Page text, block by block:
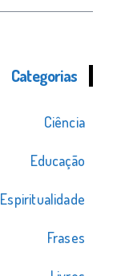
Categorias
Ciência
Educação
Espiritualidade
Frases